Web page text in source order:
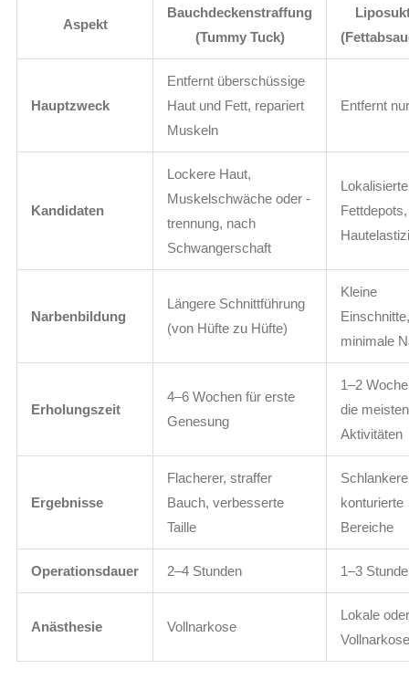
Aspekt
Bauchdeckenstraffung
(Tummy Tuck)
Hauptzweck
Entfernt überschüssige
Haut und Fett, repariert
Muskeln
Entfernt
Kandidaten
Lockere Haut,
Muskelschwäche oder -
trennung, nach
Schwangerschaft
Lokalisierte
Narbenbildung
Längere Schnittführung
(von Hüfte zu Hüfte)
Kleine
minimale
Erholungszeit
4–6 Wochen für erste
Genesung
1–2
die meisten
Aktivitäten
Ergebnisse
Flacherer, straffer
Bauch, verbesserte
Taille
konturierte
Bereiche
Operationsdauer 2–4 Stunden 1–3
Anästhesie Vollnarkose
Lokale